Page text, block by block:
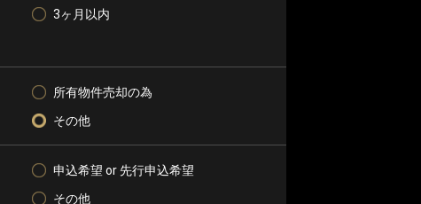
3ヶ月以内
所有物件売却の為
その他
申込希望 or 先行申込希望
その他